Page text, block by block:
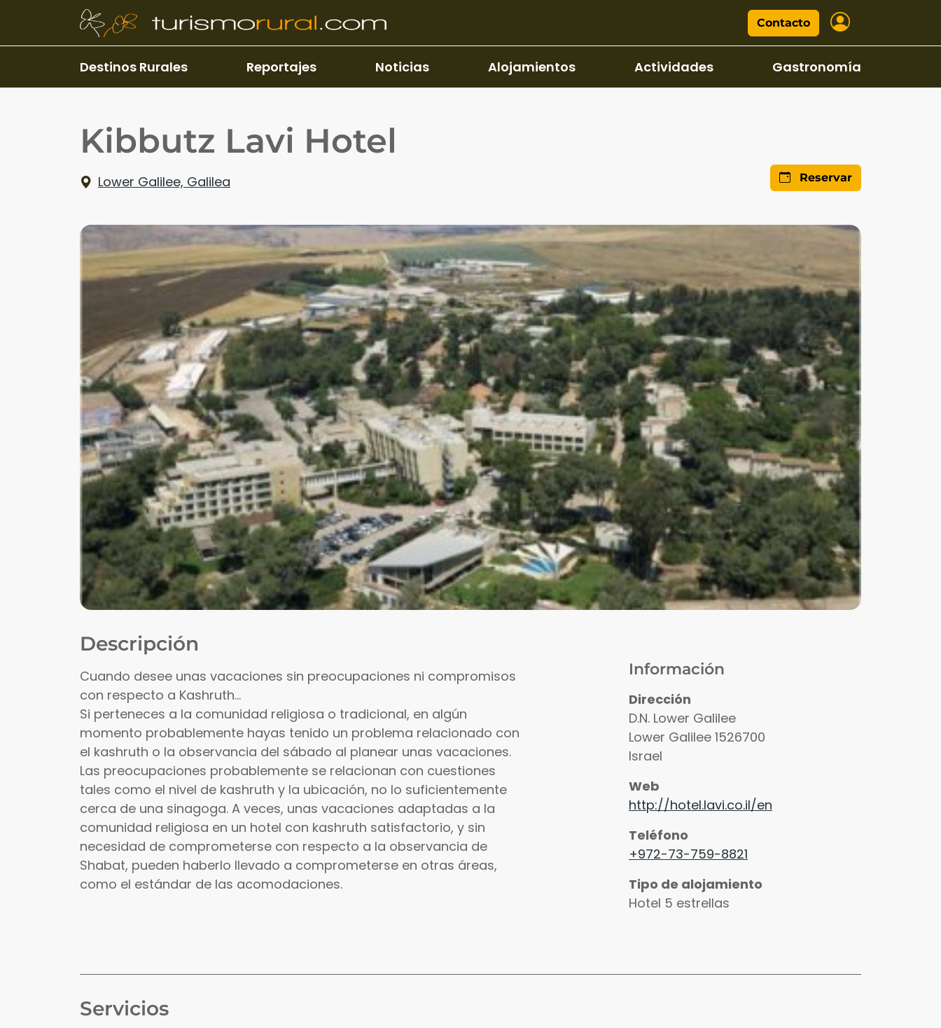
Pasar al contenido principal
Contacto
Destinos Rurales Reportajes Noticias Alojamientos Actividades Gastronomía
Kibbutz Lavi Hotel
Lower Galilee, Galilea Reservar
Información
Dirección
D.N. Lower Galilee
Lower Galilee 1526700
Israel
Web
http://hotel.lavi.co.il/en
Teléfono
+972-73-759-8821
Tipo de alojamiento
Hotel 5 estrellas
Descripción
Cuando desee unas vacaciones sin preocupaciones ni compromisos
con respecto a Kashruth...
Si perteneces a la comunidad religiosa o tradicional, en algún
momento probablemente hayas tenido un problema relacionado con
el kashruth o la observancia del sábado al planear unas vacaciones.
Las preocupaciones probablemente se relacionan con cuestiones
tales como el nivel de kashruth y la ubicación, no lo suficientemente
cerca de una sinagoga. A veces, unas vacaciones adaptadas a la
comunidad religiosa en un hotel con kashruth satisfactorio, y sin
necesidad de comprometerse con respecto a la observancia de
Shabat, pueden haberlo llevado a comprometerse en otras áreas,
como el estándar de las acomodaciones.
Servicios